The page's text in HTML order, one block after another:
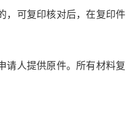
，可复印核对后，在复印件
请人提供原件。所有材料复